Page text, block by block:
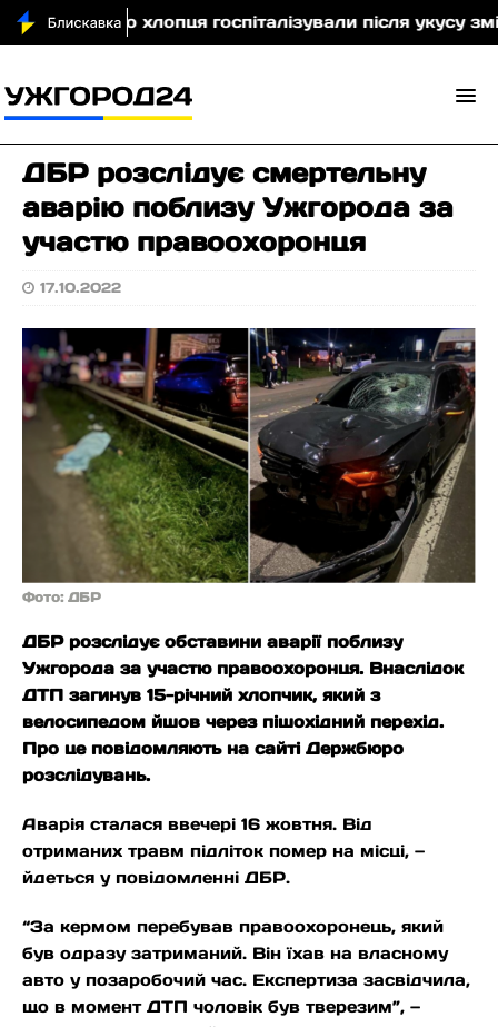
річного хлопця госпіталізували після укусу змії
ДБР розслідує смертельну
аварію поблизу Ужгорода за
участю правоохоронця
17.10.2022
Фото: ДБР
ДБР розслідує обставини аварії поблизу
Ужгорода за участю правоохоронця. Внаслідок
ДТП загинув 15-річний хлопчик, який з
велосипедом йшов через пішохідний перехід.
Про це повідомляють на сайті Держбюро
розслідувань.
Аварія сталася ввечері 16 жовтня. Від
отриманих травм підліток помер на місці, —
йдеться у повідомленні ДБР.
“За кермом перебував правоохоронець, який
був одразу затриманий. Він їхав на власному
авто у позаробочий час. Експертиза засвідчила,
що в момент ДТП чоловік був тверезим”, —